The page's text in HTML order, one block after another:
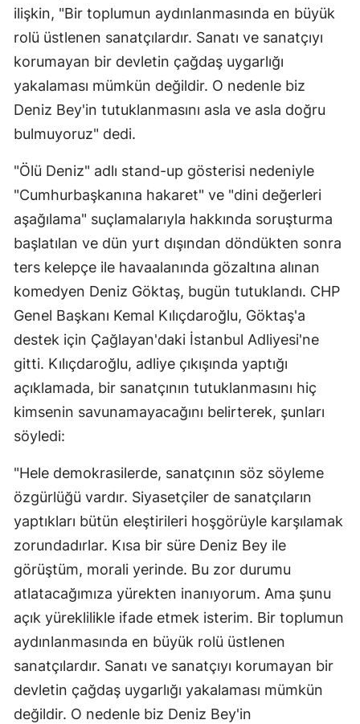
ilişkin, "Bir toplumun aydınlanmasında en büyük
rolü üstlenen sanatçılardır. Sanatı ve sanatçıyı
korumayan bir devletin çağdaş uygarlığı
yakalaması mümkün değildir. O nedenle biz
Deniz Bey'in tutuklanmasını asla ve asla doğru
bulmuyoruz" dedi.
"Ölü Deniz" adlı stand-up gösterisi nedeniyle
"Cumhurbaşkanına hakaret" ve "dini değerleri
aşağılama" suçlamalarıyla hakkında soruşturma
başlatılan ve dün yurt dışından döndükten sonra
ters kelepçe ile havaalanında gözaltına alınan
komedyen Deniz Göktaş, bugün tutuklandı. CHP
Genel Başkanı Kemal Kılıçdaroğlu, Göktaş'a
destek için Çağlayan'daki İstanbul Adliyesi'ne
gitti. Kılıçdaroğlu, adliye çıkışında yaptığı
açıklamada, bir sanatçının tutuklanmasını hiç
kimsenin savunamayacağını belirterek, şunları
söyledi:
"Hele demokrasilerde, sanatçının söz söyleme
özgürlüğü vardır. Siyasetçiler de sanatçıların
yaptıkları bütün eleştirileri hoşgörüyle karşılamak
zorundadırlar. Kısa bir süre Deniz Bey ile
görüştüm, morali yerinde. Bu zor durumu
atlatacağımıza yürekten inanıyorum. Ama şunu
açık yüreklilikle ifade etmek isterim. Bir toplumun
aydınlanmasında en büyük rolü üstlenen
sanatçılardır. Sanatı ve sanatçıyı korumayan bir
devletin çağdaş uygarlığı yakalaması mümkün
değildir. O nedenle biz Deniz Bey'in